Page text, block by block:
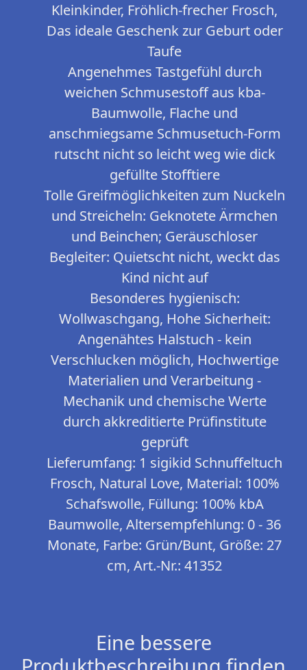
Kleinkinder, Fröhlich-frecher Frosch,
Das ideale Geschenk zur Geburt oder
Taufe
Angenehmes Tastgefühl durch
weichen Schmusestoff aus kba-
Baumwolle, Flache und
anschmiegsame Schmusetuch-Form
rutscht nicht so leicht weg wie dick
gefüllte Stofftiere
Tolle Greifmöglichkeiten zum Nuckeln
und Streicheln: Geknotete Ärmchen
und Beinchen; Geräuschloser
Begleiter: Quietscht nicht, weckt das
Kind nicht auf
Besonderes hygienisch:
Wollwaschgang, Hohe Sicherheit:
Angenähtes Halstuch - kein
Verschlucken möglich, Hochwertige
Materialien und Verarbeitung -
Mechanik und chemische Werte
durch akkreditierte Prüfinstitute
geprüft
Lieferumfang: 1 sigikid Schnuffeltuch
Frosch, Natural Love, Material: 100%
Schafswolle, Füllung: 100% kbA
Baumwolle, Altersempfehlung: 0 - 36
Monate, Farbe: Grün/Bunt, Größe: 27
cm, Art.-Nr.: 41352
Eine bessere